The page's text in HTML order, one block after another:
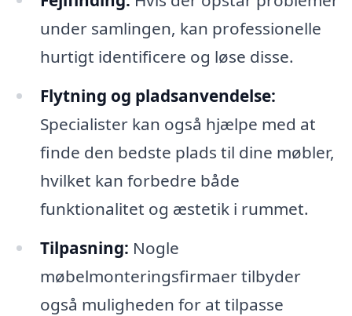
under samlingen, kan professionelle
hurtigt identificere og løse disse.
Flytning og pladsanvendelse:
Specialister kan også hjælpe med at
finde den bedste plads til dine møbler,
hvilket kan forbedre både
funktionalitet og æstetik i rummet.
Tilpasning: Nogle
møbelmonteringsfirmaer tilbyder
også muligheden for at tilpasse